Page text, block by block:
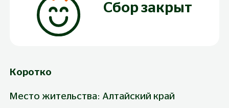
Сбор закрыт
Коротко
Место жительства: Алтайский край